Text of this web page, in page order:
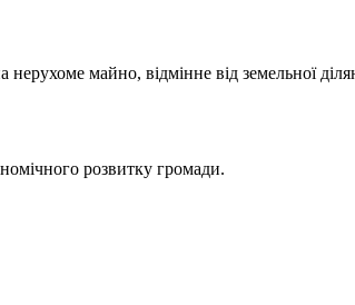
майно, відмінне від земельної
розвитку громади.